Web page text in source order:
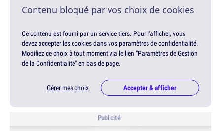
Contenu bloqué par vos choix de cookies
Ce contenu est fourni par un service tiers. Pour l'afficher, vous
devez accepter les cookies dans vos paramètres de confidentialité.
Modifiez ce choix à tout moment via le lien "Paramètres de Gestion
de la Confidentialité" en bas de page.
Gérer mes choix Accepter & afficher
Publicité